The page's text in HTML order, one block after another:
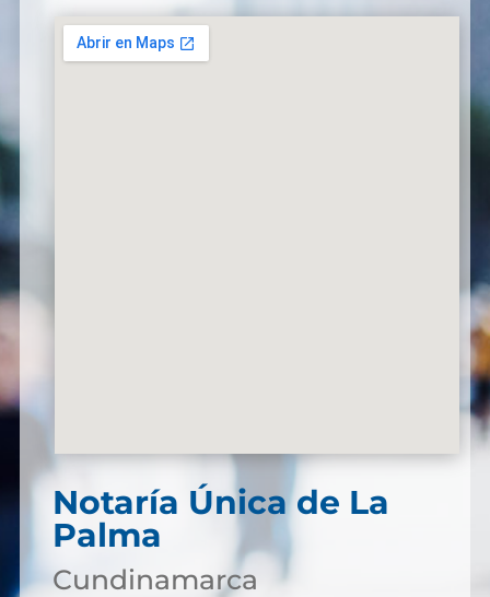
Notaría Única de La
Palma
Cundinamarca